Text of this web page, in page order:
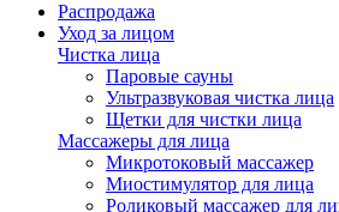
Распродажа
Уход за лицом
Чистка лица
Паровые сауны
Ультразвуковая чистка лица
Щетки для чистки лица
Массажеры для лица
Микротоковый массажер
Миостимулятор для лица
Роликовый массажер для